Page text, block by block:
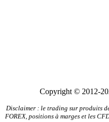
Copyright © 2012-
Disclaimer : le trading sur produits
FOREX, positions à marges et les